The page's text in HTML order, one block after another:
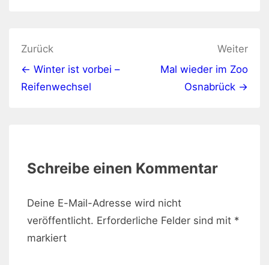
Beitragsnavigation
Zurück
← Winter ist vorbei –
Reifenwechsel
Weiter
Mal wieder im Zoo
Osnabrück →
Schreibe einen Kommentar
Deine E-Mail-Adresse wird nicht
veröffentlicht. Erforderliche Felder sind mit *
markiert